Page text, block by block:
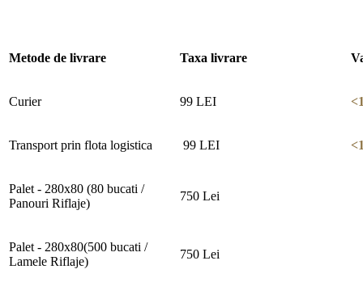
Metode de livrare Taxa livrare
Curier 99 LEI
Transport prin flota logistica 99 LEI
Palet - 280x80 (80 bucati /
Panouri Riflaje)
750 Lei
Palet - 280x80(500 bucati /
Lamele Riflaje)
750 Lei